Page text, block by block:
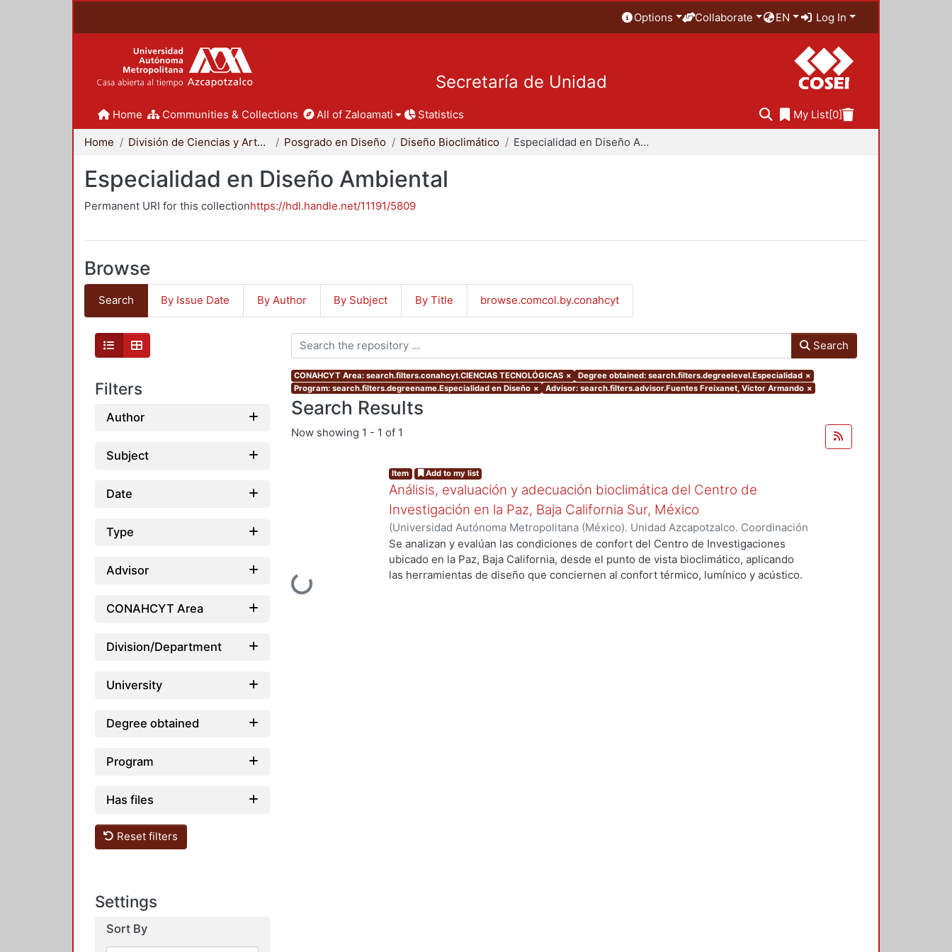
Options Collaborate EN Log In
Secretaría de Unidad
Home Communities & Collections All of Zaloamati Statistics My List[0]
Home División de Ciencias y Artes para el Diseño Posgrado en Diseño Diseño Bioclimático Especialidad en Diseño Ambiental
Especialidad en Diseño Ambiental
Permanent URI for this collectionhttps://hdl.handle.net/11191/5809
Browse
Search By Issue Date By Author By Subject By Title browse.comcol.by.conahcyt
Filters
Author
Subject
Date
Type
Advisor
CONAHCYT Area
Division/Department
University
Degree obtained
Program
Has files
Reset filters
Settings
Sort By
Search
CONAHCYT Area: search.filters.conahcyt.CIENCIAS TECNOLÓGICAS × Degree obtained: search.filters.degreelevel.Especialidad ×
Program: search.filters.degreename.Especialidad en Diseño × Advisor: search.filters.advisor.Fuentes Freixanet, Víctor Armando ×
Search Results
Now showing 1 - 1 of 1
Loading...
Item Add to my list
Análisis, evaluación y adecuación bioclimática del Centro de
Investigación en la Paz, Baja California Sur, México
(Universidad Autónoma Metropolitana (México). Unidad Azcapotzalco. Coordinación
de Servicios de Información.,1999-12 )García Tavera, José Luis
Se analizan y evalúan las condiciones de confort del Centro de Investigaciones
ubicado en la Paz, Baja California, desde el punto de vista bioclimático, aplicando
las herramientas de diseño que conciernen al confort térmico, lumínico y acústico.